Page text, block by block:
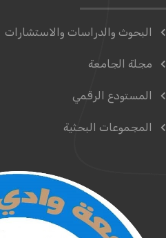
البحوث والدراسات والاستشارات
مجلة الجامعة
المستودع الرقمي
المجموعات البحثية